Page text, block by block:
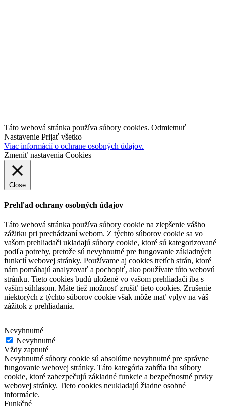
Táto webová stránka používa súbory cookies. Odmietnuť
Nastavenie Prijať všetko
Viac informácií o ochrane osobných údajov.
Zmeniť nastavenia Cookies
Close
Prehľad ochrany osobných údajov
Táto webová stránka používa súbory cookie na zlepšenie vášho
zážitku pri prechádzaní webom. Z týchto súborov cookie sa vo
vašom prehliadači ukladajú súbory cookie, ktoré sú kategorizované
podľa potreby, pretože sú nevyhnutné pre fungovanie základných
funkcií webovej stránky. Používame aj cookies tretích strán, ktoré
nám pomáhajú analyzovať a pochopiť, ako používate túto webovú
stránku. Tieto cookies budú uložené vo vašom prehliadači iba s
vaším súhlasom. Máte tiež možnosť zrušiť tieto cookies. Zrušenie
niektorých z týchto súborov cookie však môže mať vplyv na váš
zážitok z prehliadania.
Nevyhnutné
Nevyhnutné
Vždy zapnuté
Nevyhnutné súbory cookie sú absolútne nevyhnutné pre správne
fungovanie webovej stránky. Táto kategória zahŕňa iba súbory
cookie, ktoré zabezpečujú základné funkcie a bezpečnostné prvky
webovej stránky. Tieto cookies neukladajú žiadne osobné
informácie.
Funkčné